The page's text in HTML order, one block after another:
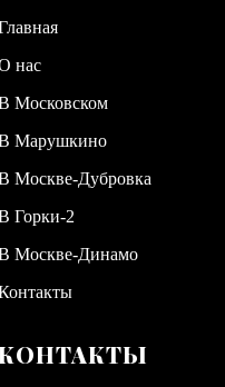
нас
Московском
Марушкино
Москве-Дубровка
Горки-2
Москве-Динамо